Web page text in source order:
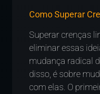
Como Superar
Superar crenças
eliminar essas
mudança radical
disso, é sobre
com elas. O